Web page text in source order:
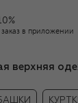
в приложении